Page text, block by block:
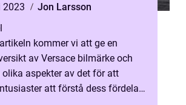
2023
Jon Larsson
kommer vi att ge en
av Versace bilmärke och
olika aspekter av det för att
att förstå dess fördelar